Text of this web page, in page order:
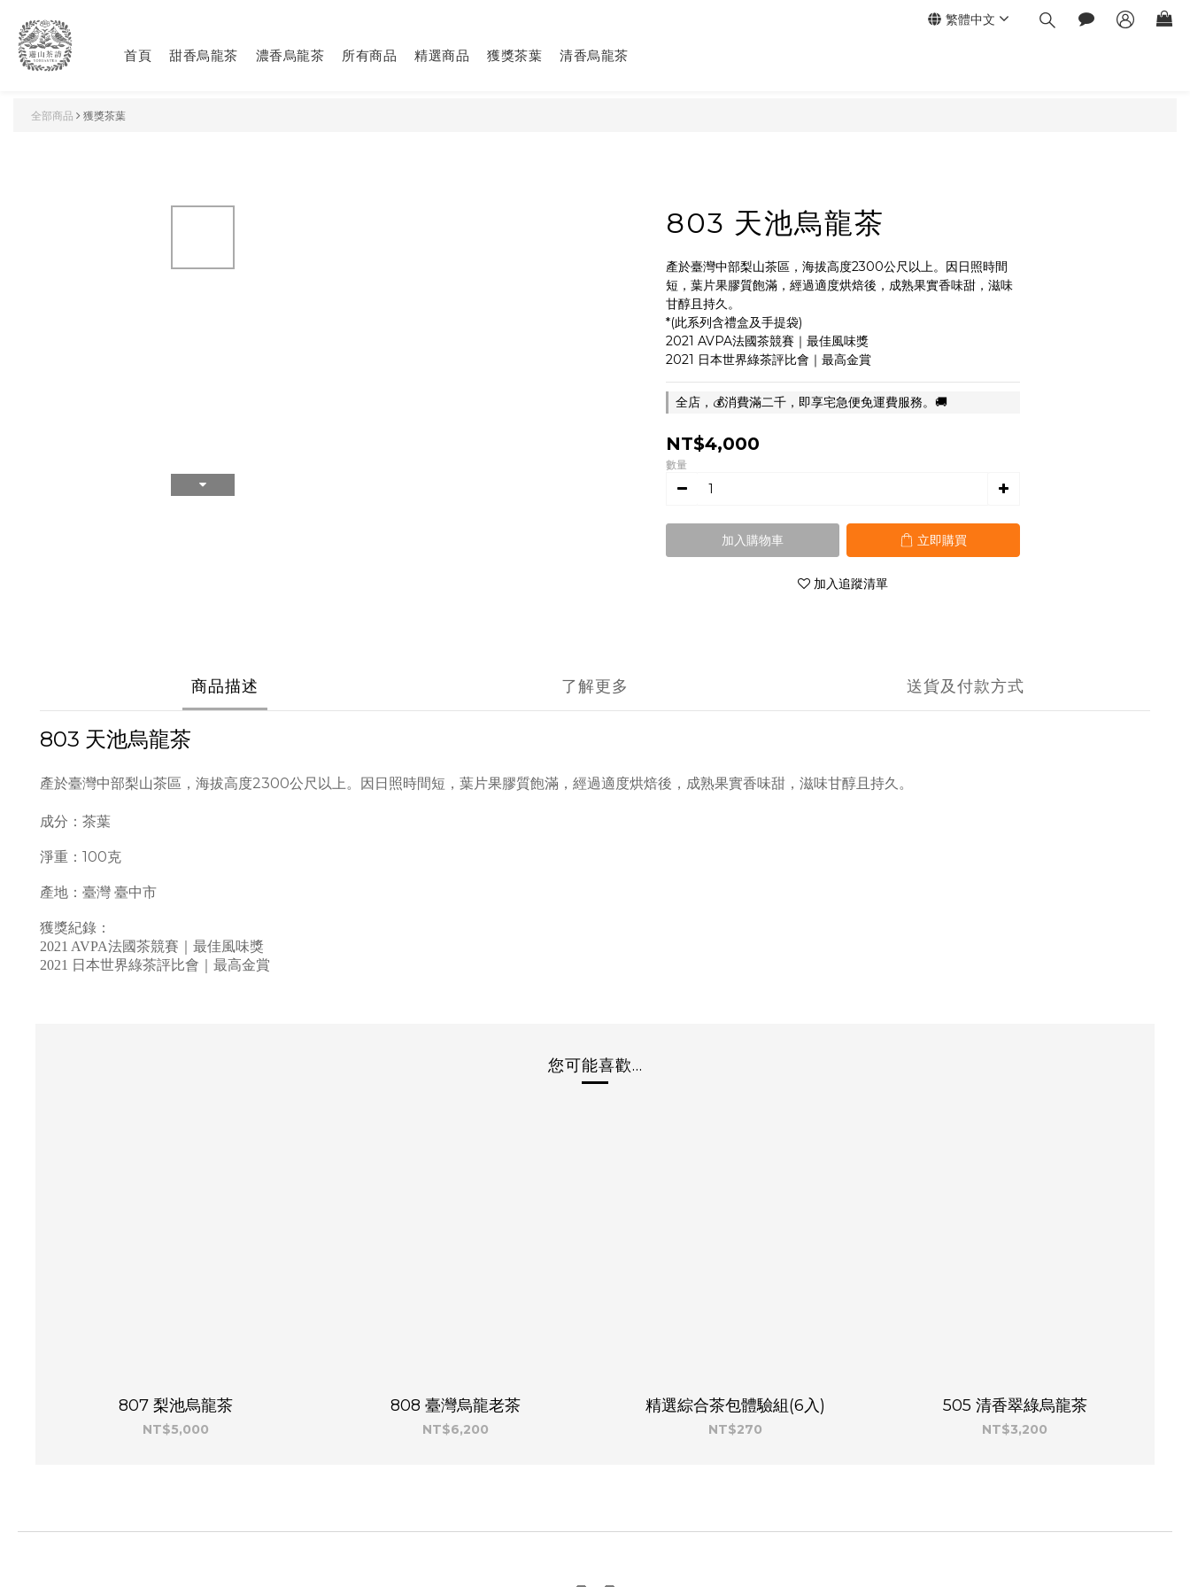
首頁 甜香烏龍茶 濃香烏龍茶 所有商品 精選商品 獲獎茶葉 清香烏龍茶
繁體中文
全部商品 獲獎茶葉
803 天池烏龍茶
產於臺灣中部梨山茶區，海拔高度2300公尺以上。因日照時間
短，葉片果膠質飽滿，經過適度烘焙後，成熟果實香味甜，滋味
甘醇且持久。
*(此系列含禮盒及手提袋)
2021 AVPA法國茶競賽｜最佳風味獎
2021 日本世界綠茶評比會｜最高金賞
全店，💰消費滿二千，即享宅急便免運費服務。🚚
NT$4,000
數量
加入購物車 立即購買
加入追蹤清單
商品描述 了解更多 送貨及付款方式
803 天池烏龍茶
產於臺灣中部梨山茶區，海拔高度2300公尺以上。因日照時間短，葉片果膠質飽滿，經過適度烘焙後，成熟果實香味甜，滋味甘醇且持久。
成分：茶葉
淨重：100克
產地：臺灣 臺中市
獲獎紀錄：
2021 AVPA法國茶競賽｜最佳風味獎
2021 日本世界綠茶評比會｜最高金賞
您可能喜歡...
807 梨池烏龍茶
NT$5,000
808 臺灣烏龍老茶
NT$6,200
精選綜合茶包體驗組(6入)
NT$270
505 清香翠綠烏龍茶
NT$3,200